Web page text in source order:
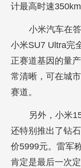
计最高时速350km
小米汽车在
小米SU7 Ultra完
正赛道基因的量
常清晰，可在城
赛道。
另外，小米
还特别推出了钻
价5999元。雷军
肯定是最后一次